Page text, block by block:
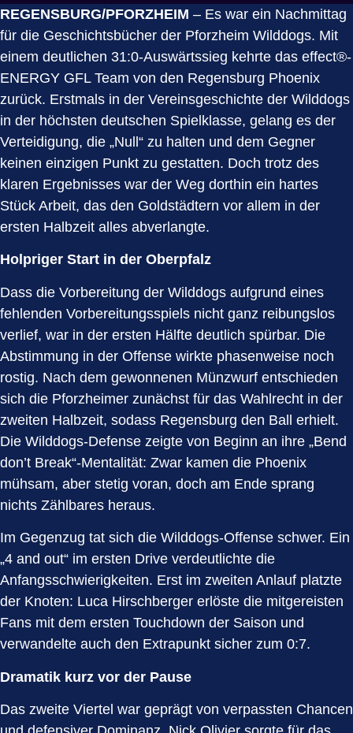
REGENSBURG/PFORZHEIM – Es war ein Nachmittag
für die Geschichtsbücher der Pforzheim Wilddogs. Mit
einem deutlichen 31:0-Auswärtssieg kehrte das effect®-
ENERGY GFL Team von den Regensburg Phoenix
zurück. Erstmals in der Vereinsgeschichte der Wilddogs
in der höchsten deutschen Spielklasse, gelang es der
Verteidigung, die „Null“ zu halten und dem Gegner
keinen einzigen Punkt zu gestatten. Doch trotz des
klaren Ergebnisses war der Weg dorthin ein hartes
Stück Arbeit, das den Goldstädtern vor allem in der
ersten Halbzeit alles abverlangte.
Holpriger Start in der Oberpfalz
Dass die Vorbereitung der Wilddogs aufgrund eines
fehlenden Vorbereitungsspiels nicht ganz reibungslos
verlief, war in der ersten Hälfte deutlich spürbar. Die
Abstimmung in der Offense wirkte phasenweise noch
rostig. Nach dem gewonnenen Münzwurf entschieden
sich die Pforzheimer zunächst für das Wahlrecht in der
zweiten Halbzeit, sodass Regensburg den Ball erhielt.
Die Wilddogs-Defense zeigte von Beginn an ihre „Bend
don’t Break“-Mentalität: Zwar kamen die Phoenix
mühsam, aber stetig voran, doch am Ende sprang
nichts Zählbares heraus.
Im Gegenzug tat sich die Wilddogs-Offense schwer. Ein
„4 and out“ im ersten Drive verdeutlichte die
Anfangsschwierigkeiten. Erst im zweiten Anlauf platzte
der Knoten: Luca Hirschberger erlöste die mitgereisten
Fans mit dem ersten Touchdown der Saison und
verwandelte auch den Extrapunkt sicher zum 0:7.
Dramatik kurz vor der Pause
Das zweite Viertel war geprägt von verpassten Chancen